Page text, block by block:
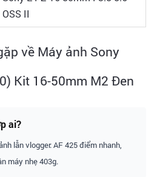
OSS II
về Máy ảnh Sony
Kit 16-50mm M2 Đen
ai?
lẫn vlogger: AF 425 điểm nhanh,
máy nhẹ 403g.